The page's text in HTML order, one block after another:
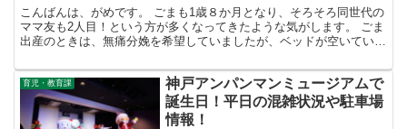
こんばんは、がめです。 ごまも1歳８か月となり、そろそろ同世代の
ママ友も2人目！という方が多くなってきたような気がします。 ごま
出産のときは、無痛分娩を希望していましたが、ベッドが空いていな
育児・教育課
神戸アンパンマンミュージアムで
誕生日！平日の混雑状況や駐車場
情報！